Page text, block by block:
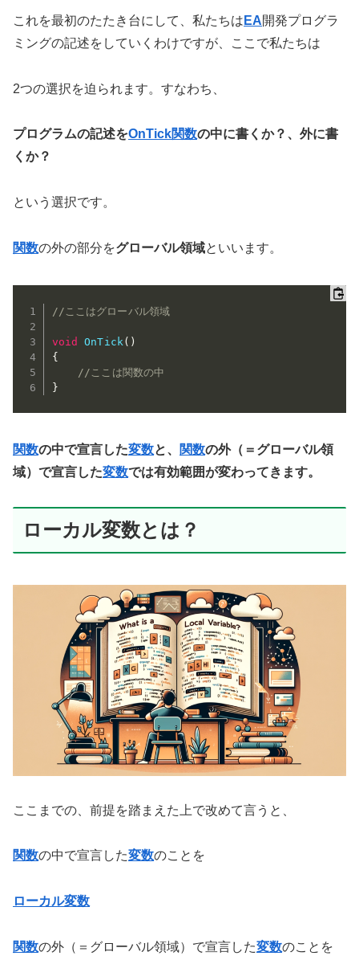
これを最初のたたき台にして、私たちは EA開発プログラ
ミングの記述をしていくわけですが、ここで私たちは
2つの選択を迫られます。すなわち、
プログラムの記述をOnTick関数の中に書くか？、外に書
くか？
という選択です。
関数の外の部分をグローバル領域といいます。
//ここはグローバル領域
void OnTick ( )
{
//ここは関数の中
}
関数の中で宣言した変数と、 関数の外（＝グローバル領
域）で宣言した変数では有効範囲が変わってきます。
ローカル変数とは？
ここまでの、前提を踏まえた上で改めて言うと、
関数の中で宣言した変数のことを
ローカル変数
関数の外（＝グローバル領域）で宣言した変数のことを